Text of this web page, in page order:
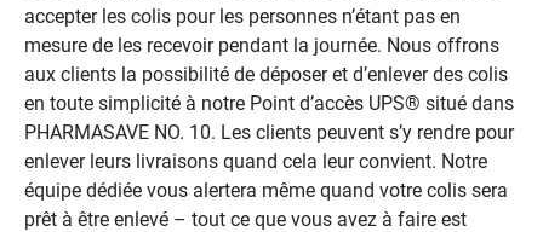
accepter les colis pour les personnes n’étant pas en
mesure de les recevoir pendant la journée. Nous offrons
aux clients la possibilité de déposer et d’enlever des colis
en toute simplicité à notre Point d’accès UPS® situé dans
PHARMASAVE NO. 10. Les clients peuvent s’y rendre pour
enlever leurs livraisons quand cela leur convient. Notre
équipe dédiée vous alertera même quand votre colis sera
prêt à être enlevé – tout ce que vous avez à faire est